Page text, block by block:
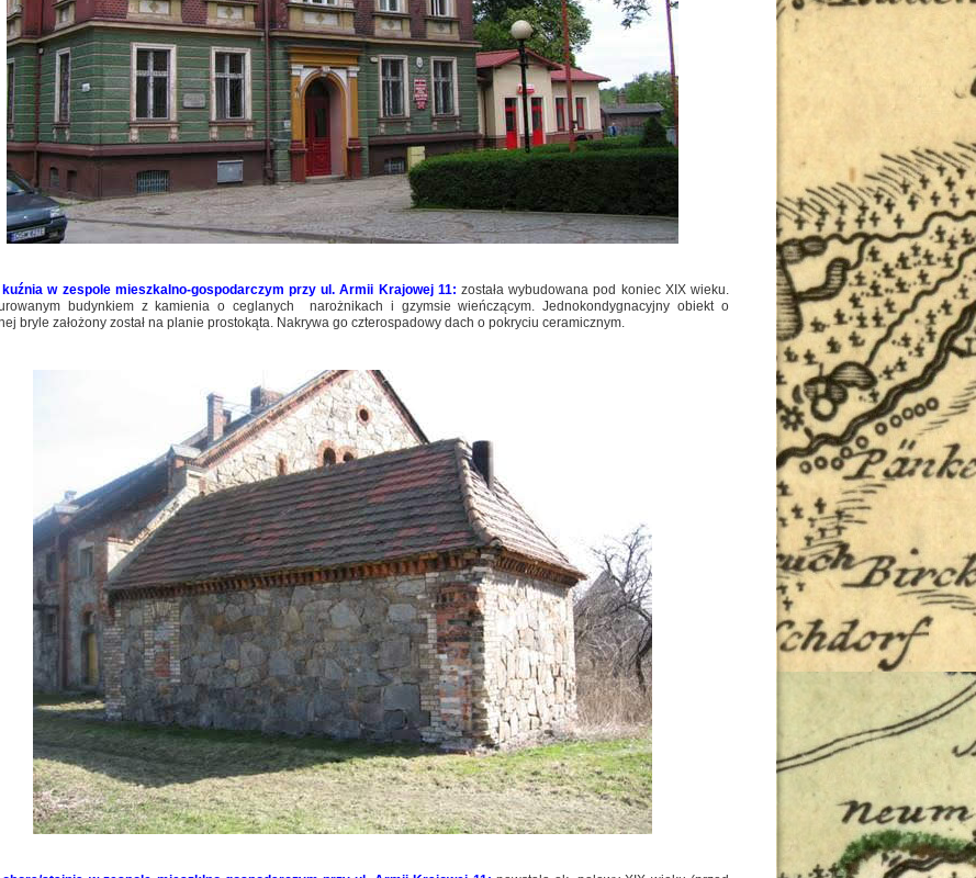
kuźnia w zespole mieszkalno-gospodarczym przy ul. Armii Krajowej 11: została wybudowana pod koniec XIX wieku.
budynkiem z kamienia o ceglanych narożnikach i gzymsie wieńczącym. Jednokondygnacyjny obiekt o
bryle założony został na planie prostokąta. Nakrywa go czterospadowy dach o pokryciu ceramicznym.